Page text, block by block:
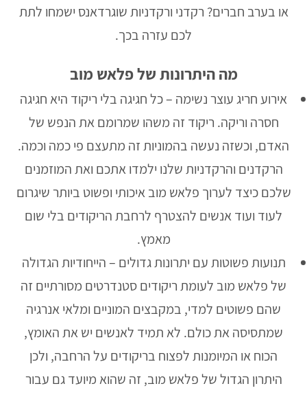
או בערב חברים? רקדני ורקדניות שוגרדאנס ישמחו לתת
לכם עזרה בכך.
מה היתרונות של פלאש מוב
אירוע חריג עוצר נשימה – כל חגיגה בלי ריקוד היא חגיגה
חסרה וריקה. ריקוד זה משהו שמרומם את הנפש של
האדם, וכשזה נעשה בהמוניות זה מתעצם פי כמה וכמה.
הרקדנים והרקדניות שלנו ילמדו אתכם ואת המוזמנים
שלכם כיצד לערוך פלאש מוב איכותי ופשוט ביותר שיגרום
לעוד ועוד אנשים להצטרף לרחבת הריקודים בלי שום
מאמץ.
תנועות פשוטות עם יתרונות גדולים – הייחודיות הגדולה
של פלאש מוב לעומת ריקודים סטנדרטים מסורתיים זה
שהם פשוטים למדי, במקבצים המוניים ומלאי אנרגיה
שמתסיסה את כולם. לא תמיד לאנשים יש את האומץ,
הכוח או המיומנות לפצוח בריקודים על הרחבה, ולכן
היתרון הגדול של פלאש מוב, זה שהוא מיועד גם עבור